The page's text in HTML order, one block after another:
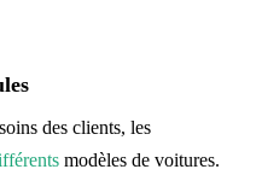
des clients, les
modèles de voitures.